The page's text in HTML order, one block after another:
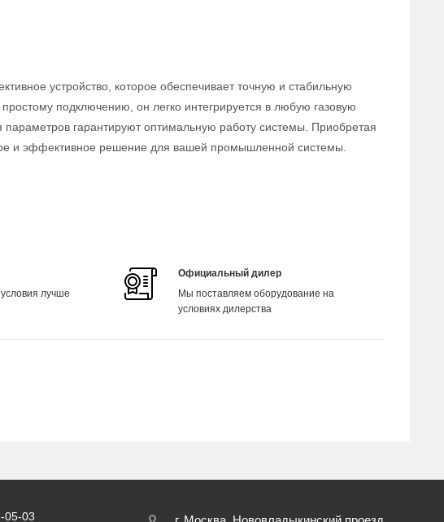
устройство, которое обеспечивает точную и стабильную
простому подключению, он легко интегрируется в любую газовую
гарантируют оптимальную работу системы. Приобретая
и эффективное решение для вашей промышленной системы.
лучше
Официальный дилер
Мы поставляем оборудование на
условиях дилерства
05-03